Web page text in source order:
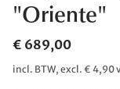
"Oriente"
€ 689,00
incl. BTW, excl. € 4,90